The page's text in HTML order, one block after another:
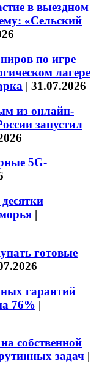
в выездном
«Сельский
по игре
лагере
| 31.07.2026
из онлайн-
запустил
5G-
|
готовые
гарантий
76% |
собственной
задач |